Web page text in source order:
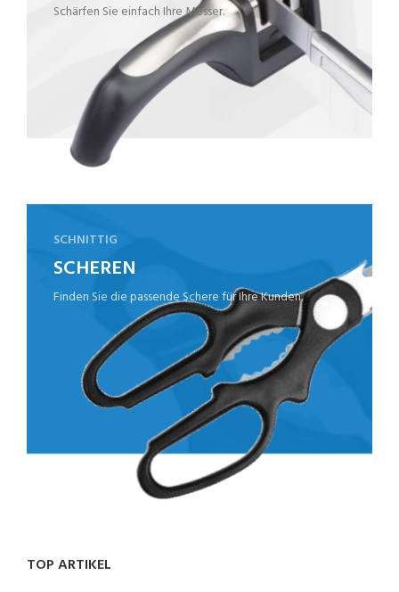
Schärfen Sie einfach Ihre Messer.
SCHNITTIG
SCHEREN
Finden Sie die passende Schere für Ihre Kunden.
TOP ARTIKEL